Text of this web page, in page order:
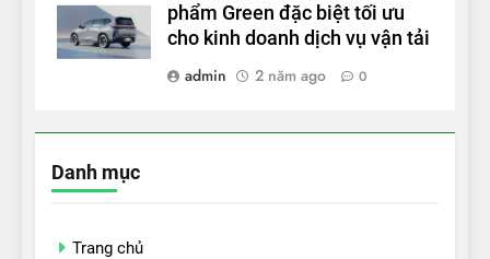
phẩm Green đặc biệt tối ưu
cho kinh doanh dịch vụ vận tải
admin
2 năm ago 0
Danh mục
Trang chủ